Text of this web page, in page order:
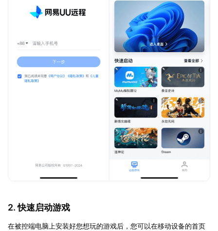
2. 快速启动游戏
在被控端电脑上安装好您想玩的游戏后，您可以在移动设备的首页